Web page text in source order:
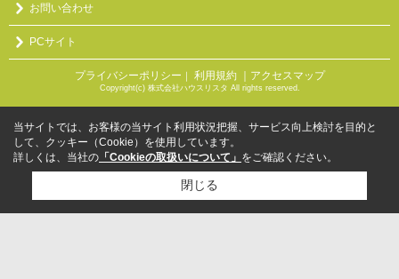
お問い合わせ
PCサイト
プライバシーポリシー ｜ 利用規約 ｜アクセスマップ
Copyright(c) 株式会社ハウスリスタ All rights reserved.
当サイトでは、お客様の当サイト利用状況把握、サービス向上検討を目的と
して、クッキー（Cookie）を使用しています。
詳しくは、当社の 「Cookieの取扱いについて」 をご確認ください。
閉じる